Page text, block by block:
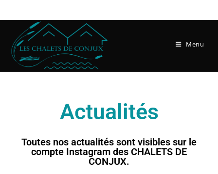
Menu
Actualités
Toutes nos actualités sont visibles sur le
compte Instagram des CHALETS DE
CONJUX.